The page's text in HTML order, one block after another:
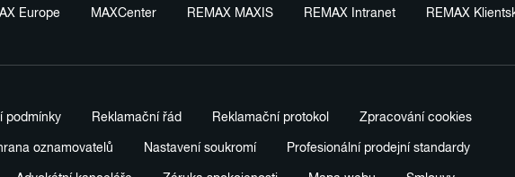
Europe MAXCenter REMAX MAXIS REMAX Intranet REMAX
podmínky Reklamační řád Reklamační protokol Zpracování cookies
oznamovatelů Nastavení soukromí Profesionální prodejní standardy